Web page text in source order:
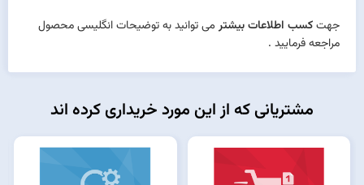
جهتکسب اطلاعات بیشتر می توانید بهتوضیحات انگلیسیمحصول
مراجعه فرمایید .
مشتریانی که از این مورد خریداری کرده اند